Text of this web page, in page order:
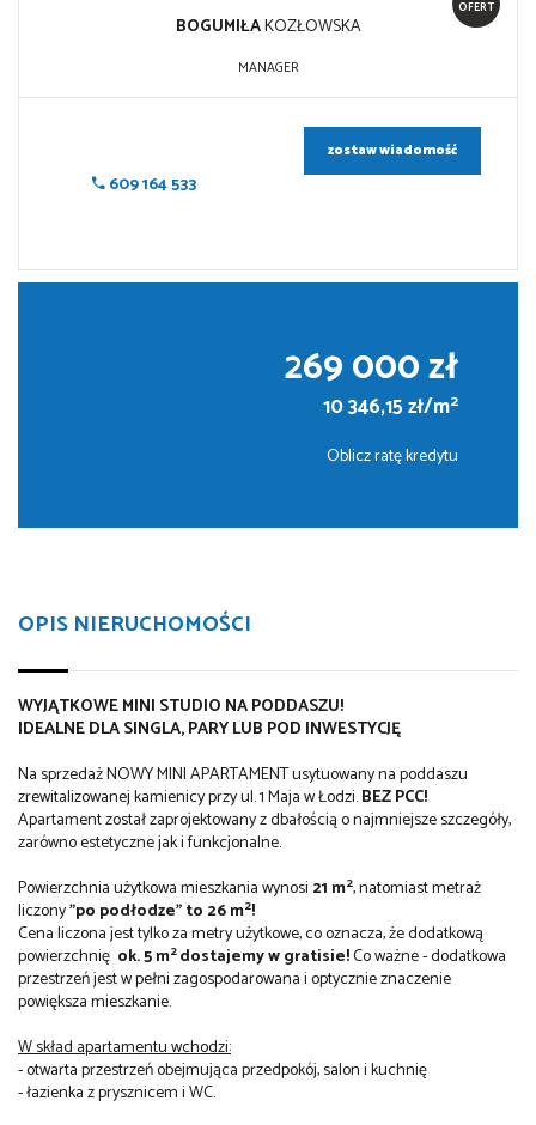
OFERT
BOGUMIŁAKOZŁOWSKA
MANAGER
609 164 533
zostaw wiadomość
269 000 zł
10 346,15 zł/m2
Oblicz ratę kredytu
OPIS NIERUCHOMOŚCI
WYJĄTKOWE MINI STUDIO NA PODDASZU!
IDEALNE DLA SINGLA, PARY LUB POD INWESTYCJĘ
Na sprzedaż NOWY MINI APARTAMENT usytuowany na poddaszu
zrewitalizowanej kamienicy przy ul. 1 Maja w Łodzi.BEZ PCC!
Apartament został zaprojektowany z dbałością o najmniejsze szczegóły,
zarówno estetyczne jak i funkcjonalne.
Powierzchnia użytkowa mieszkania wynosi 21 m2, natomiast metraż
liczony"po podłodze" to 26 m2!
Cena liczona jest tylko za metry użytkowe, co oznacza, że dodatkową
powierzchnię ok. 5 m2dostajemy w gratisie!Co ważne - dodatkowa
przestrzeń jest w pełni zagospodarowana i optycznie znaczenie
powiększa mieszkanie.
W skład apartamentu wchodzi:
- otwarta przestrzeń obejmująca przedpokój, salon i kuchnię
- łazienka z prysznicem i WC.